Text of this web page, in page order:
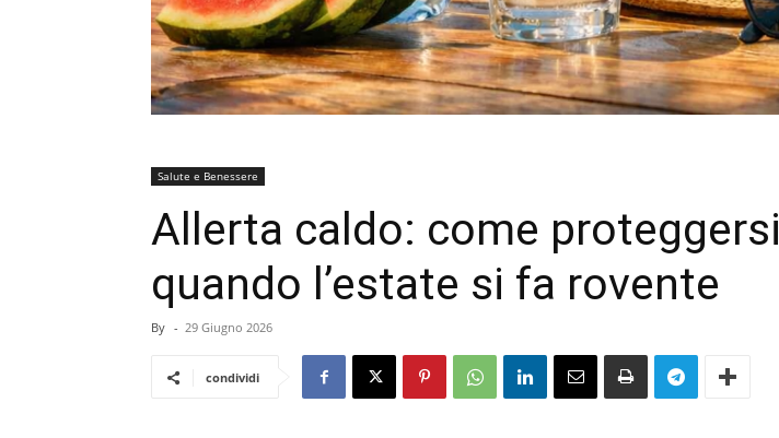
Salute e Benessere
Allerta caldo: come proteggersi
quando l’estate si fa rovente
By - 29 Giugno 2026
condividi